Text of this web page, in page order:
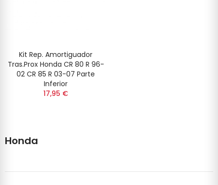
Kit Rep. Amortiguador
Tras.Prox Honda CR 80 R 96-
02 CR 85 R 03-07 Parte
Inferior
17,95 €
Honda